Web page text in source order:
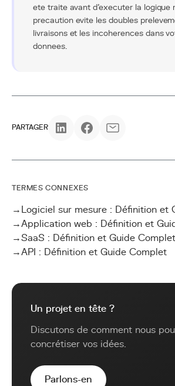
ete traite avant d'executer la logique
precaution evite les doubles
livraisons et les incoherences dans
donnees.
PARTAGER
TERMES CONNEXES
→ Logiciel sur mesure : Définition et
→Application web : Définition et
→SaaS : Définition et Guide Complet
→API : Définition et Guide Complet
Un projet en tête ?
Discutons de comment nous
concrétiser vos idées.
Parlons-en